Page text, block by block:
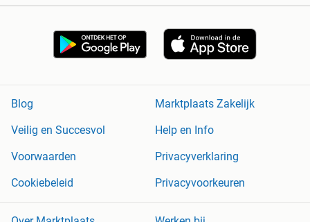
Blog
Marktplaats Zakelijk
Veilig en Succesvol
Help en Info
Voorwaarden
Privacyverklaring
Cookiebeleid
Privacyvoorkeuren